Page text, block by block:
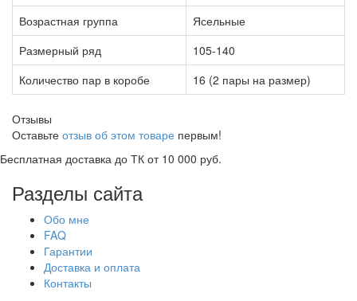
Возрастная группа
Ясельные
Размерный ряд
105-140
Количество пар в коробе
16 (2 пары на размер)
Отзывы
Оставьте отзыв об этом товаре первым!
Бесплатная доставка до ТК от 10 000 руб.
Разделы сайта
Обо мне
FAQ
Гарантии
Доставка и оплата
Контакты